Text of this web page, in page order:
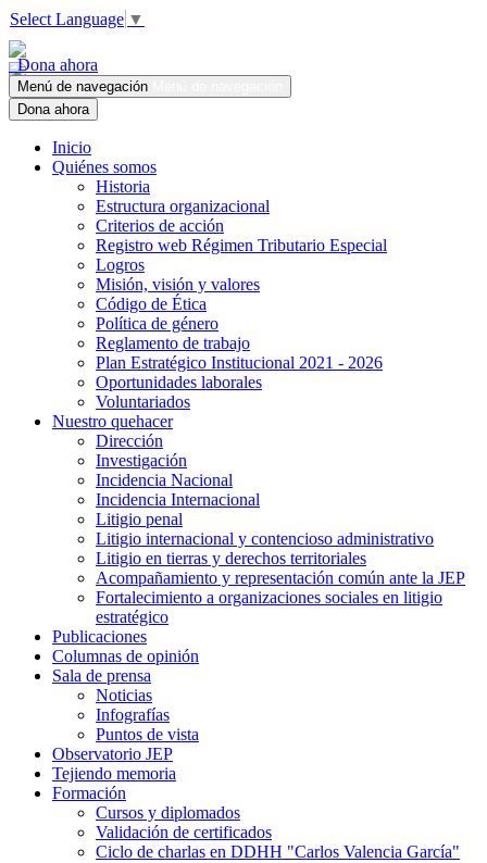
Select Language ▼
Dona ahora
Menú de navegación
Dona ahora
Inicio
Quiénes somos
Historia
Estructura organizacional
Criterios de acción
Registro web Régimen Tributario Especial
Logros
Misión, visión y valores
Código de Ética
Política de género
Reglamento de trabajo
Plan Estratégico Institucional 2021 - 2026
Oportunidades laborales
Voluntariados
Nuestro quehacer
Dirección
Investigación
Incidencia Nacional
Incidencia Internacional
Litigio penal
Litigio internacional y contencioso administrativo
Litigio en tierras y derechos territoriales
Acompañamiento y representación común ante la JEP
Fortalecimiento a organizaciones sociales en litigio
estratégico
Publicaciones
Columnas de opinión
Sala de prensa
Noticias
Infografías
Puntos de vista
Observatorio JEP
Tejiendo memoria
Formación
Cursos y diplomados
Validación de certificados
Ciclo de charlas en DDHH "Carlos Valencia García"